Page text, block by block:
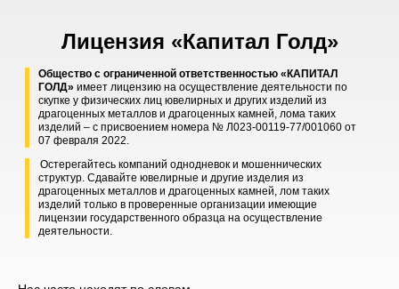
Лицензия «Капитал Голд»
Общество с ограниченной ответственностью «КАПИТАЛ
ГОЛД» имеет лицензию на осуществление деятельности по
скупке у физических лиц ювелирных и других изделий из
драгоценных металлов и драгоценных камней, лома таких
изделий – с присвоением номера № Л023-00119-77/001060 от
07 февраля 2022.
Остерегайтесь компаний однодневок и мошеннических
структур. Сдавайте ювелирные и другие изделия из
драгоценных металлов и драгоценных камней, лом таких
изделий только в проверенные организации имеющие
лицензии государственного образца на осуществление
деятельности.